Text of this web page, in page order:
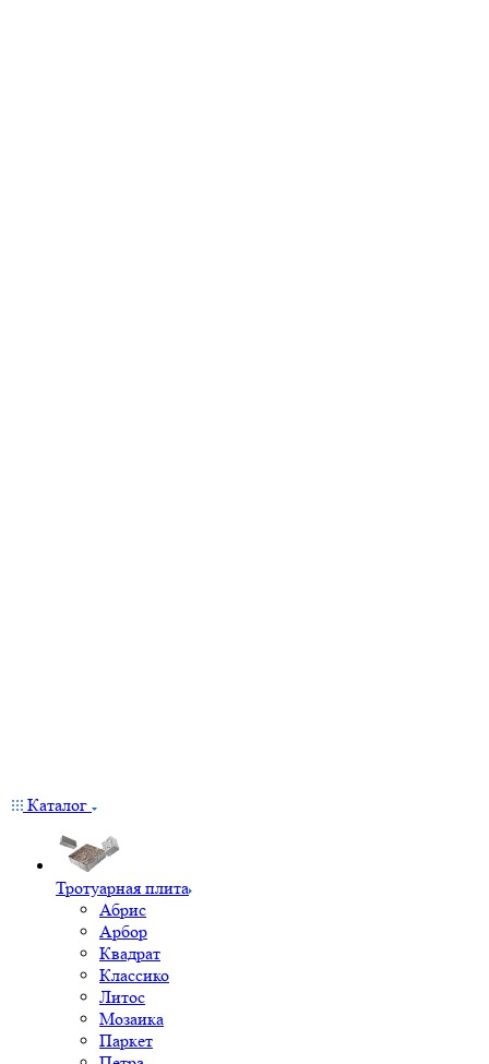
Каталог
Тротуарная плита
Абрис
Арбор
Квадрат
Классико
Литос
Мозаика
Паркет